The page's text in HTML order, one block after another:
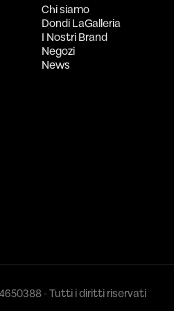
Chi siamo
Dondi LaGalleria
I Nostri Brand
Negozi
News
- Tutti i diritti riservati